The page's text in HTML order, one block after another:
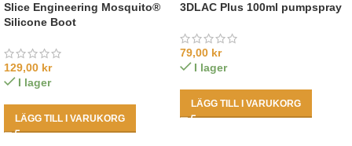
Slice Engineering Mosquito®
Silicone Boot
129,00 kr
I lager
LÄGG TILL I VARUKORG
3DLAC Plus 100ml pumpspray
79,00 kr
I lager
LÄGG TILL I VARUKORG